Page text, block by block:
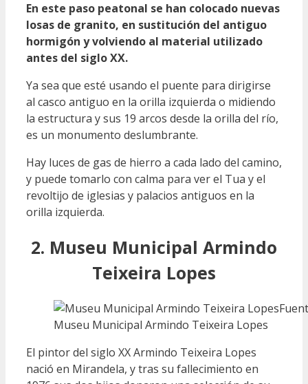
En este paso peatonal se han colocado nuevas
losas de granito, en sustitución del antiguo
hormigón y volviendo al material utilizado
antes del siglo XX.
Ya sea que esté usando el puente para dirigirse
al casco antiguo en la orilla izquierda o midiendo
la estructura y sus 19 arcos desde la orilla del río,
es un monumento deslumbrante.
Hay luces de gas de hierro a cada lado del camino,
y puede tomarlo con calma para ver el Tua y el
revoltijo de iglesias y palacios antiguos en la
orilla izquierda.
2. Museu Municipal Armindo
Teixeira Lopes
Museu Municipal Armindo Teixeira Lopes
El pintor del siglo XX Armindo Teixeira Lopes
nació en Mirandela, y tras su fallecimiento en